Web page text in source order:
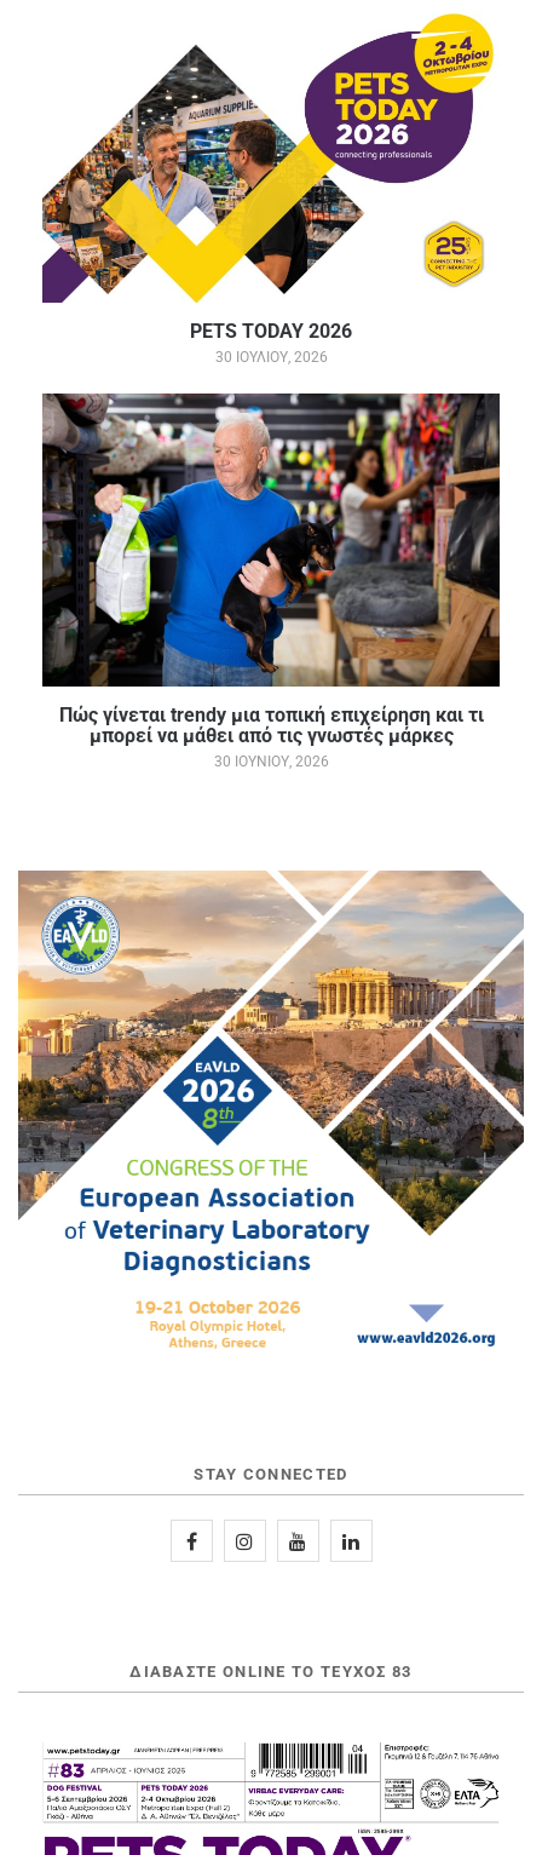
PETS TODAY 2026
30 ΙΟΥΛΊΟΥ, 2026
Πώς γίνεται trendy μια τοπική επιχείρηση και τι
μπορεί να μάθει από τις γνωστές μάρκες
30 ΙΟΥΝΊΟΥ, 2026
STAY CONNECTED
ΔΙΑΒΆΣΤΕ ONLINE ΤΟ ΤΕΎΧΟΣ 83